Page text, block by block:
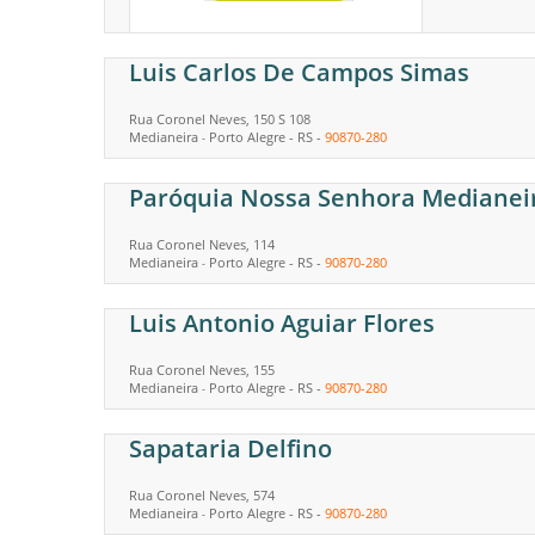
Luis Carlos De Campos Simas
Rua Coronel Neves, 150 S 108
Medianeira - Porto Alegre - RS - 90870-280
Paróquia Nossa Senhora
Rua Coronel Neves, 114
Medianeira - Porto Alegre - RS - 90870-280
Luis Antonio Aguiar Flores
Rua Coronel Neves, 155
Medianeira - Porto Alegre - RS - 90870-280
Sapataria Delfino
Rua Coronel Neves, 574
Medianeira - Porto Alegre - RS - 90870-280